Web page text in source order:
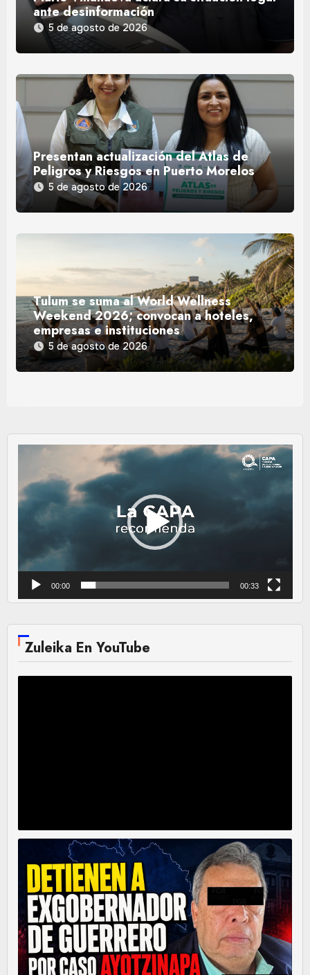
ante desinformación
5 de agosto de 2026
Presentan actualización del Atlas de
Peligros y Riesgos en Puerto Morelos
5 de agosto de 2026
Tulum se suma al World Wellness
Weekend 2026; convocan a hoteles,
empresas e instituciones
5 de agosto de 2026
Reproductor
vídeo
00:00 00:33
Zuleika En YouTube